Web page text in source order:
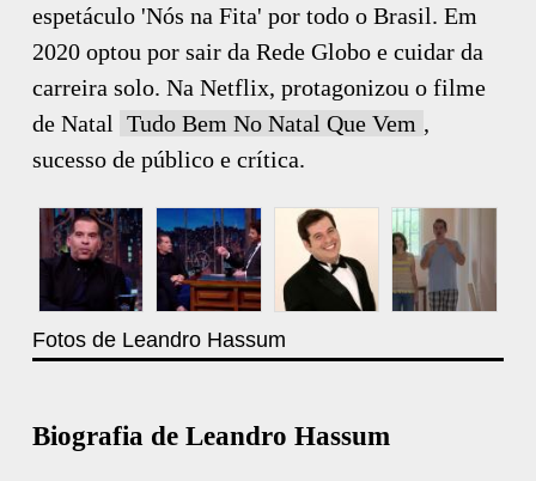
espetáculo 'Nós na Fita' por todo o Brasil. Em
2020 optou por sair da Rede Globo e cuidar da
carreira solo. Na Netflix, protagonizou o filme
de Natal Tudo Bem No Natal Que Vem ,
sucesso de público e crítica.
Fotos de Leandro Hassum
Biografia de Leandro Hassum